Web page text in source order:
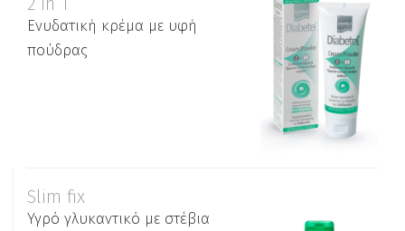
Ενυδατική κρέμα με υφή
πούδρας
Slim fix
Υγρό γλυκαντικό με στέβια